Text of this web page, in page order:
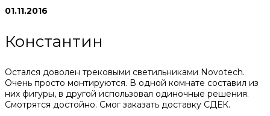
01.11.2016
Константин
Остался доволен трековыми светильниками Novotech.
Очень просто монтируются. В одной комнате составил из
них фигуры, в другой использовал одиночные решения.
Смотрятся достойно. Смог заказать доставку СДЕК.